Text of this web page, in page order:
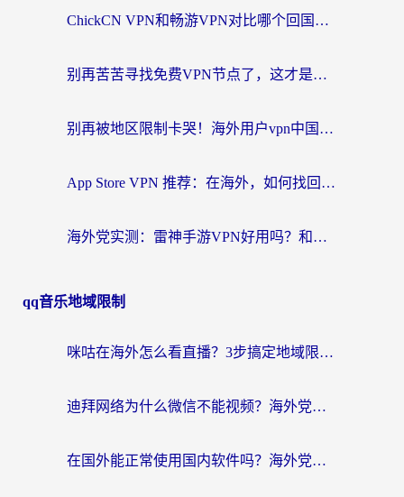
ChickCN VPN和畅游VPN对比哪个回国效果更好？海外党必看的回国加速器选择指南
别再苦苦寻找免费VPN节点了，这才是海外访问国内资源的正确姿势
别再被地区限制卡哭！海外用户vpn中国下载全攻略，无缝刷剧办公社交
App Store VPN 推荐：在海外，如何找回那扇回家的“任意门”？
海外党实测：雷神手游VPN好用吗？和闪电VPN对比哪个回国效果更好？附小众工具深度测评
qq音乐地域限制
咪咕在海外怎么看直播？3步搞定地域限制，还能畅看腾讯视频与国内热剧
迪拜网络为什么微信不能视频？海外党必看的回国加速全攻略
在国外能正常使用国内软件吗？海外党亲测有效的无缝访问指南